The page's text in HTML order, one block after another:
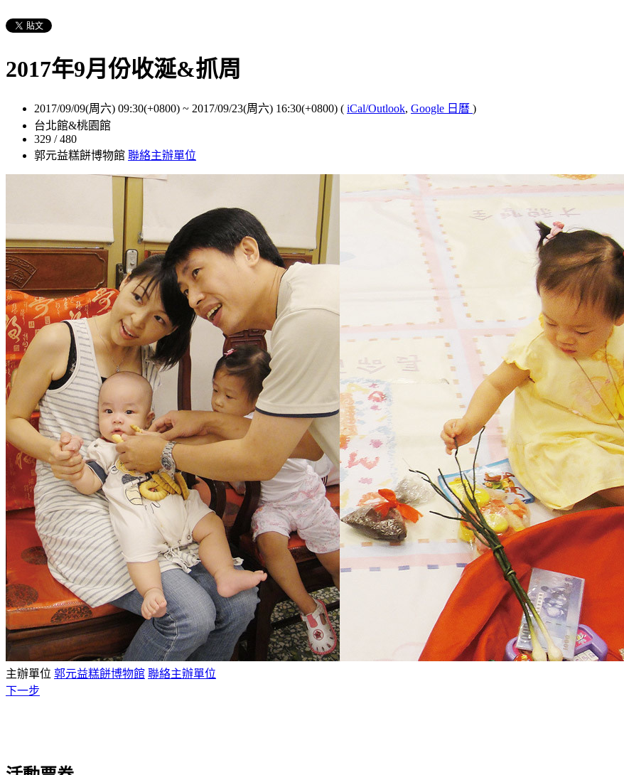
2017年9月份收涎&抓周
2017/09/09(周六) 09:30(+0800) ~ 2017/09/23(周六) 16:30(+0800) ( iCal/Outlook, Google 日曆 )
台北館&桃園館
329 / 480
郭元益糕餅博物館 聯絡主辦單位
主辦單位 郭元益糕餅博物館 聯絡主辦單位
下一步